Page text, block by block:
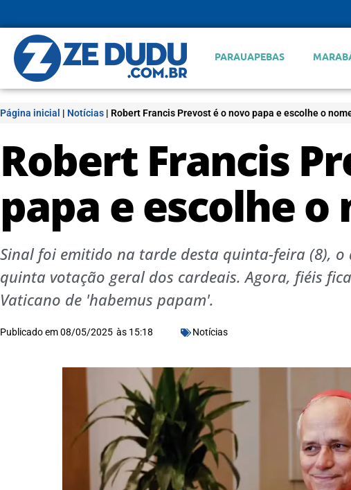
PARAUAPEBAS
Página inicial | Notícias | Robert Francis Prevost é o novo papa e escolhe o
Robert Francis
papa e escolhe o
Sinal foi emitido na tarde desta quinta-feira (8),
quinta votação geral dos cardeais. Agora, fiéis
Vaticano de 'habemus papam'.
Publicado em08/05/2025 às 15:18 Notícias